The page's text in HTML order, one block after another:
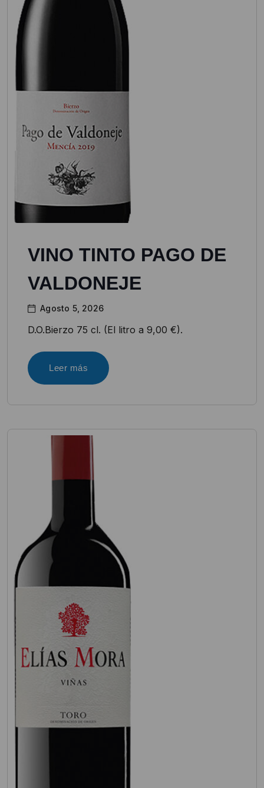
VINO TINTO PAGO DE
VALDONEJE
Agosto 5, 2026
D.O.Bierzo 75 cl. (El litro a 9,00 €).
Leer más